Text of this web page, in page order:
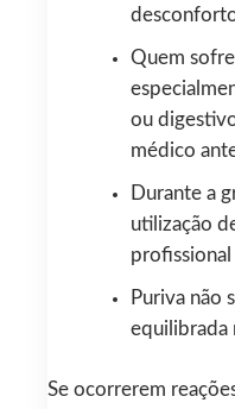
Quem
ou
médico
Durante a
utilização
profissional
Puriva não
equilibrada
Se ocorrerem